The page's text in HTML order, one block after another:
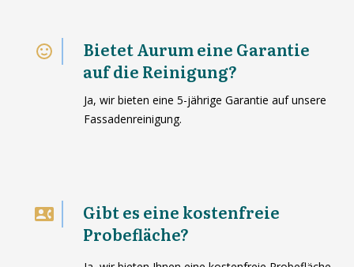
Bietet Aurum eine Garantie
auf die Reinigung?
Ja, wir bieten eine 5-jährige Garantie auf unsere
Fassadenreinigung.
Gibt es eine kostenfreie
Probefläche?